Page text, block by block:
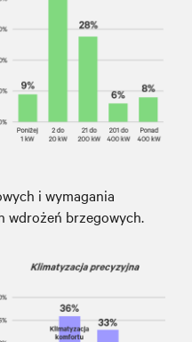
i wymagania
wdrożeń brzegowych.